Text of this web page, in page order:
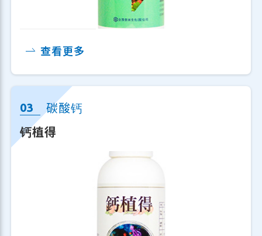
台茂所生产的免登资材也提供OEM/ODM
服务，于为客户提供各种解决方案。可根
据客户需求开发新产品（ODM），还是根
供专业的技术和稳定的生产。台茂拥有丰
富的制造经验，从设计、生产、田间试验
等，每个环节都经过严格把关，确保交付
的产品符合最高标准。
查看更多
碳酸钙
钙植得